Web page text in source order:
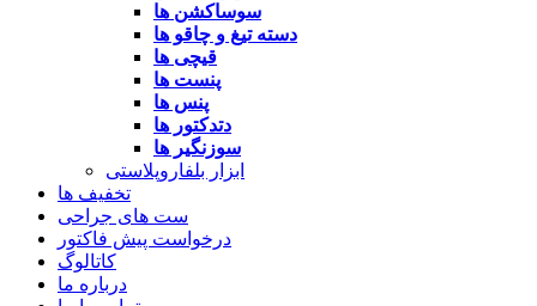
سوساکشن ها
دسته تیغ و چاقو ها
قیچی ها
پنست ها
پنس ها
دتدکتور ها
سوزنگیر ها
ابزار بلفاروپلاستی
تخفیف ها
ست های جراحی
درخواست پیش فاکتور
کاتالوگ
درباره ما